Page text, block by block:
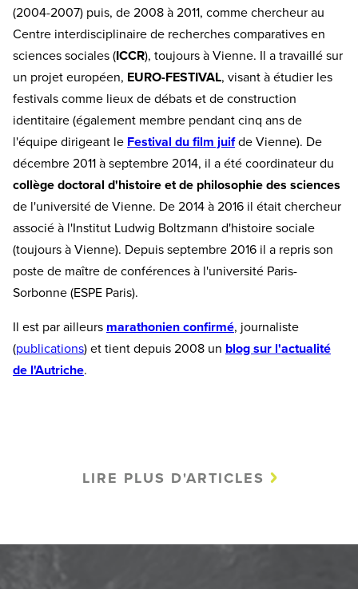
(2004-2007) puis, de 2008 à 2011, comme chercheur au
Centre interdisciplinaire de recherches comparatives en
sciences sociales (ICCR), toujours à Vienne. Il a travaillé sur
un projet européen, EURO-FESTIVAL, visant à étudier les
festivals comme lieux de débats et de construction
identitaire (également membre pendant cinq ans de
l'équipe dirigeant le Festival du film juifde Vienne). De
décembre 2011 à septembre 2014, il a été coordinateur du
collège doctoral d'histoire et de philosophie des sciences
de l'université de Vienne. De 2014 à 2016 il était chercheur
associé à l'Institut Ludwig Boltzmann d'histoire sociale
(toujours à Vienne). Depuis septembre 2016 il a repris son
poste de maître de conférences à l'université Paris-
Sorbonne (ESPE Paris).
Il est par ailleurs marathonien confirmé, journaliste
(publications) et tient depuis 2008 un blog sur l'actualité
de l'Autriche.
LIRE PLUS D'ARTICLES